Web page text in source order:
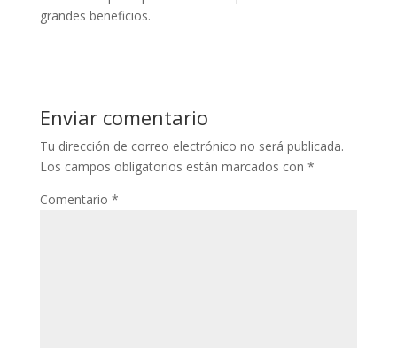
grandes beneficios.
Enviar comentario
Tu dirección de correo electrónico no será publicada.
Los campos obligatorios están marcados con *
Comentario *